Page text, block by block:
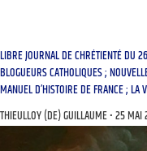
LIBRE JOURNAL DE CHRÉTIENTÉ DU
BLOGUEURS CATHOLIQUES ;
MANUEL D’HISTOIRE DE FRANCE ;
THIEULLOY (DE) GUILLAUME 25 MAI